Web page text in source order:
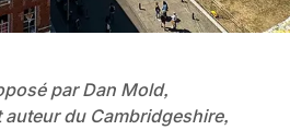
par Dan Mold,
du Cambridgeshire,